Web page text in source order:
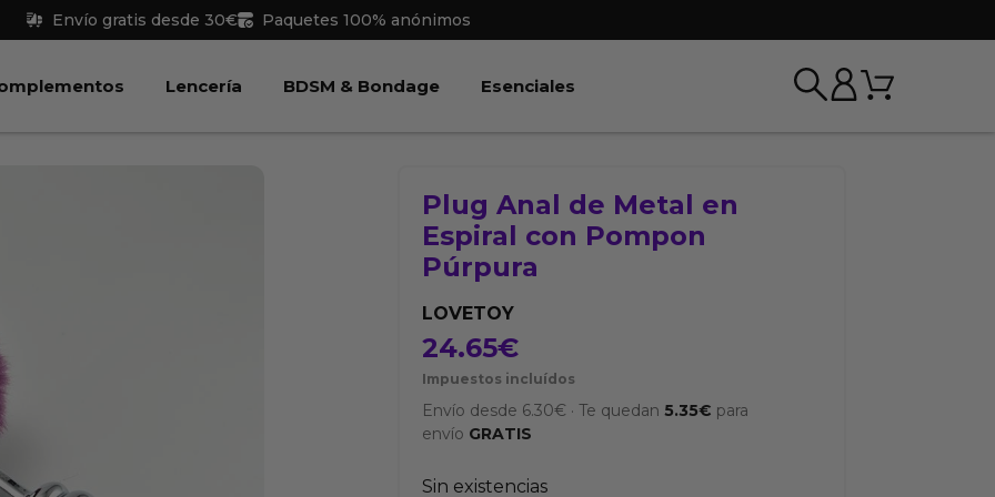
Envío gratis desde 30€ Paquetes 100% anónimos
Juguetes Abrir Complementos
Lencería Abrir Lencería
BDSM & Bondage Abrir BDSM & Bondage
Esenciales Carrito
Plug Anal de Metal en
Espiral con Pompon
Púrpura
LOVETOY
24.65€
Impuestos incluídos
Envío desde 6.30€ ·Te quedan5.35€ para
envío GRATIS
Sin existencias